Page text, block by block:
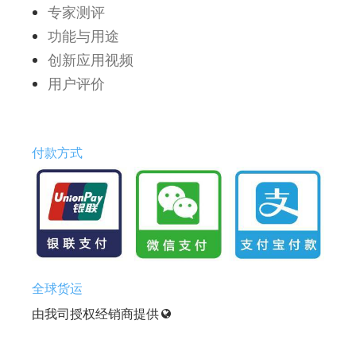
专家测评
功能与用途
创新应用视频
用户评价
付款方式
全球货运
由我司授权经销商提供